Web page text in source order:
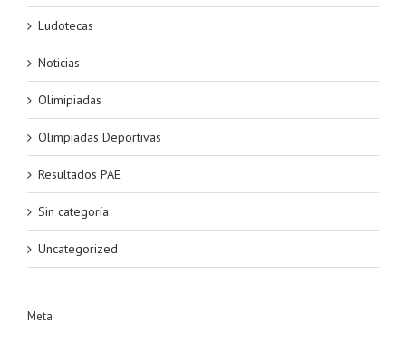
Ludotecas
Noticias
Olimipiadas
Olimpiadas Deportivas
Resultados PAE
Sin categoría
Uncategorized
Meta